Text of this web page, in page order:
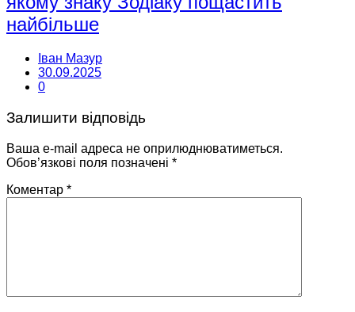
найбільше
Іван Мазур
30.09.2025
0
Залишити відповідь
Ваша e-mail адреса не оприлюднюватиметься.
Обов’язкові поля позначені *
Коментар *